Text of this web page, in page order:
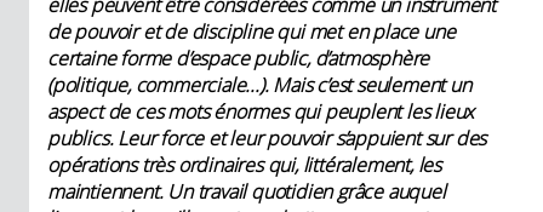
de pouvoir et de discipline qui met en place une
certaine forme d’espace public, d’atmosphère
(politique, commerciale...). Mais c’est seulement un
aspect de ces mots énormes qui peuplent les lieux
publics. Leur force et leur pouvoir s’appuient sur des
opérations très ordinaires qui, littéralement, les
maintiennent. Un travail quotidien grâce auquel